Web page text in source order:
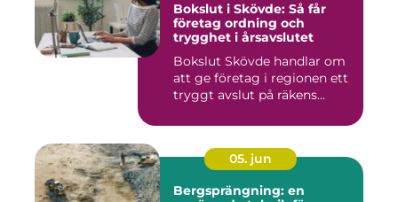
Bokslut i Skövde: Så får
företag ordning och
trygghet i årsavslutet
Bokslut Skövde handlar om
att ge företag i regionen ett
tryggt avslut på räkens...
05. jun
Bergsprängning: en